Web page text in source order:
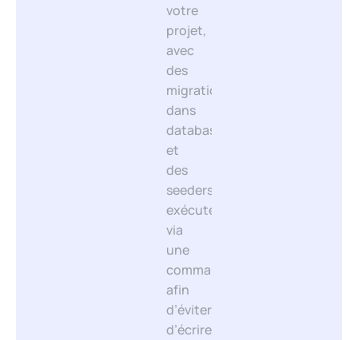
votre
projet,
avec
des
migrations
dans
database/migrations
et
des
seeders
exécutés
via
une
commande
afin
d’éviter
d’écrire